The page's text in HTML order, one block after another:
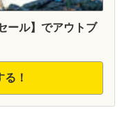
ール】でアウトブ
！